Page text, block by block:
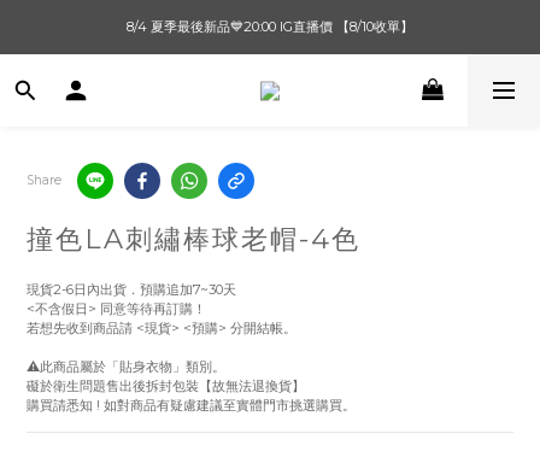
單筆滿$1000【先付款】 / 滿$2000【超取付款】 🚚免運費
8/4 夏季最後新品💙20:00 IG直播價 【8/10收單】
單筆滿$1000【先付款】 / 滿$2000【超取付款】 🚚免運費
Share
撞色LA刺繡棒球老帽-4色
現貨2-6日內出貨．預購追加7~30天
<不含假日> 同意等待再訂購！
若想先收到商品請 <現貨> <預購> 分開結帳。
⚠️此商品屬於「貼身衣物」類別。
礙於衛生問題售出後拆封包裝【故無法退換貨】
購買請悉知 ! 如對商品有疑慮建議至實體門市挑選購買。